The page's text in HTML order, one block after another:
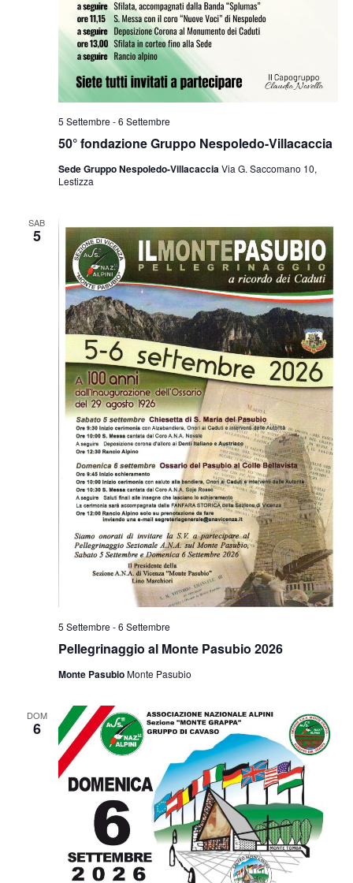
50° fondazione Gruppo Nespoledo-Villacaccia
5 Settembre -6 Settembre
Sede Gruppo Nespoledo-VillacacciaVia G. Saccomano 10,
Lestizza
SAB
5
Pellegrinaggio al Monte Pasubio 2026
5 Settembre -6 Settembre
Monte PasubioMonte Pasubio
DOM
6